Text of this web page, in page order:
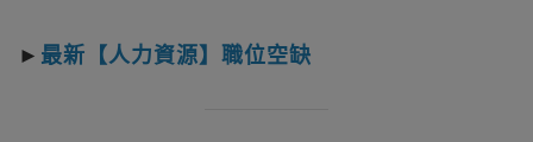
► 最新【人力資源】職位空缺